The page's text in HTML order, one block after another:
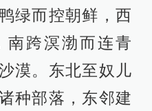
绿而控朝鲜，西
南跨溟渤而连青
漠。东北至奴儿
种部落，东邻建